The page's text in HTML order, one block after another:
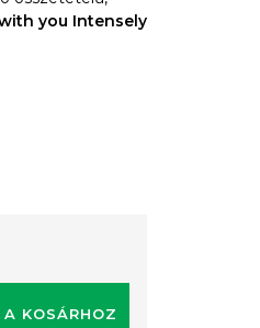
you Intensely
KOSÁRHOZ